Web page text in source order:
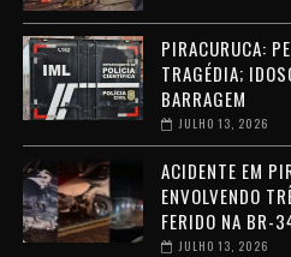
PIRACURUCA:
TRAGÉDIA;
BARRAGEM
JULHO 13, 2026
ACIDENTE EM
ENVOLVENDO
FERIDO NA BR-
JULHO 13, 2026